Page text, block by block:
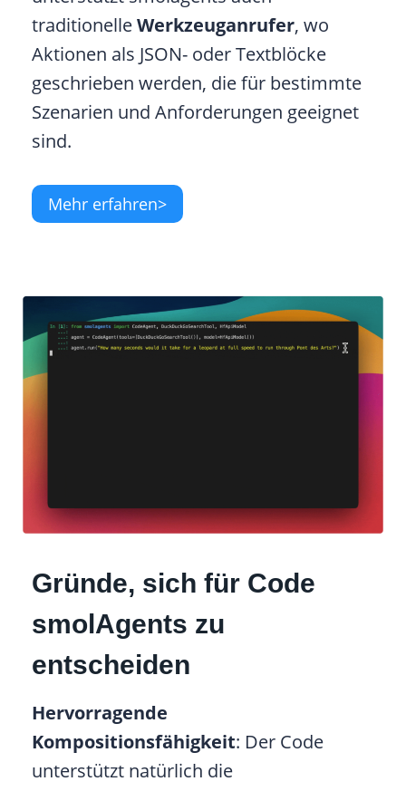
traditionelleWerkzeuganrufer, wo
Aktionen als JSON- oder Textblöcke
geschrieben werden, die für bestimmte
Szenarien und Anforderungen geeignet
sind.
Mehr erfahren>
Gründe, sich für Code
smolAgents zu
entscheiden
Hervorragende
Kompositionsfähigkeit: Der Code
unterstützt natürlich die